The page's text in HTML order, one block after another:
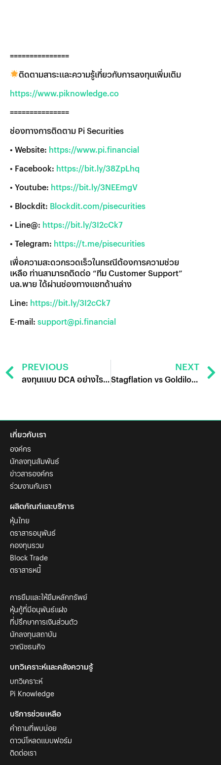
===============
ติดตามสาระและความรู้เกี่ยวกับการลงทุนเพิ่มเติม
https://www.piknowledge.co
===============
ช่องทางการติดตาม Pi Securities
• Website: https://www.pi.financial
• Facebook: https://bit.ly/38ZpLhq
• Youtube: https://bit.ly/3NEEmgV
• Blockdit: Blockdit.com/pisecurities
• Line@: https://bit.ly/3I2cCk7
• Telegram: https://t.me/pisecurities
เพื่อความสะดวกรวดเร็วในกรณีต้องการความช่วย
เหลือ ท่านสามารถติดต่อ “ทีม Customer Support”
บล.พาย ได้ผ่านช่องทางแชทด้านล่าง
Line: https://bit.ly/3I2cCk7
E-mail: support@pi.financial
PREVIOUS
ลงทุนแบบ DCA อย่างไรให้ยั่งยืน
NEXT
Stagflation vs Goldilocks ลงทุนอย่างไรในภาวะสุดขั้ว
เกี่ยวกับเรา
องค์กร
นักลงทุนสัมพันธ์
ข่าวสารองค์กร
ร่วมงานกับเรา
ผลิตภัณฑ์และบริการ
หุ้นไทย
ตราสารอนุพันธ์
กองทุนรวม
Block Trade
ตราสารหนี้
การยืมและให้ยืมหลักทรัพย์
หุ้นกู้ที่มีอนุพันธ์แฝง
ที่ปรึกษาการเงินส่วนตัว
นักลงทุนสถาบัน
วาณิชธนกิจ
บทวิเคราะห์และคลังความรู้
บทวิเคราะห์
Pi Knowledge
บริการช่วยเหลือ
คำถามที่พบบ่อย
ดาวน์โหลดแบบฟอร์ม
ติดต่อเรา